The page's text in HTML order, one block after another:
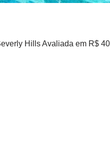
Hills Avaliada em R$